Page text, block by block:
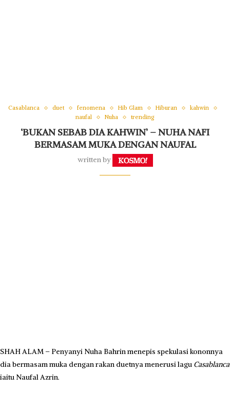
Casablanca duet fenomena Hib Glam Hiburan
kahwin
naufal
Nuha trending
‘BUKAN SEBAB DIA KAHWIN’ – NUHA NAFI
BERMASAM MUKA DENGAN NAUFAL
written by
SHAH ALAM – Penyanyi Nuha Bahrin menepis spekulasi kononnya
dia bermasam muka dengan rakan duetnya menerusi lagu Casablanca
iaitu Naufal Azrin.